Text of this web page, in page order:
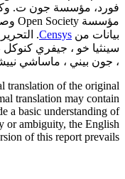
بيانات من Censys
.
سينثيا خو ، جيفري كنوكل
، جون بيني ، ماساشي
translation of the original
translation may contain
a basic understanding of
or ambiguity, the English
of this report prevails.